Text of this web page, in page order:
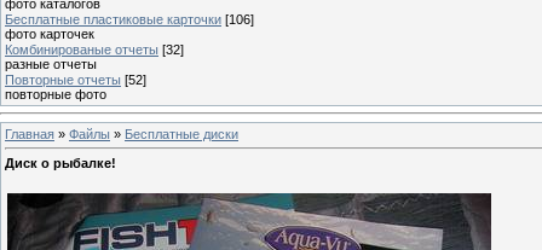
фото каталогов
Бесплатные пластиковые карточки [106]
фото карточек
Комбинированые отчеты [32]
разные отчеты
Повторные отчеты [52]
повторные фото
Главная » Файлы » Бесплатные диски
Диск о рыбалке!